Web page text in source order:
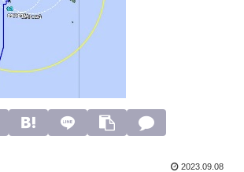
2023.09.08